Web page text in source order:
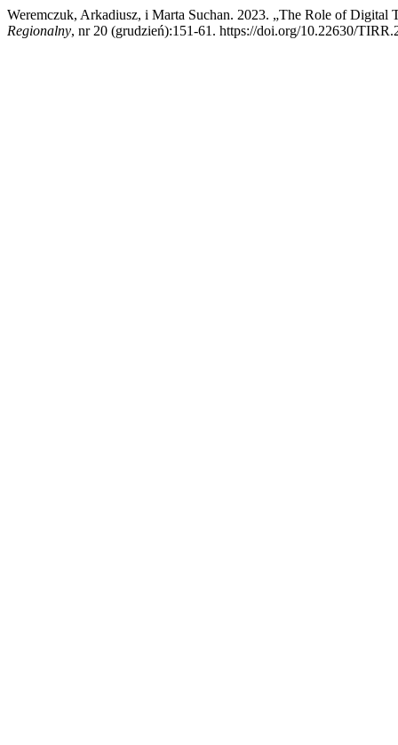
Weremczuk, Arkadiusz, i Marta Suchan. 2023. „The Role of
Regionalny, nr 20 (grudzień):151-61. https://doi.org/10.22630/